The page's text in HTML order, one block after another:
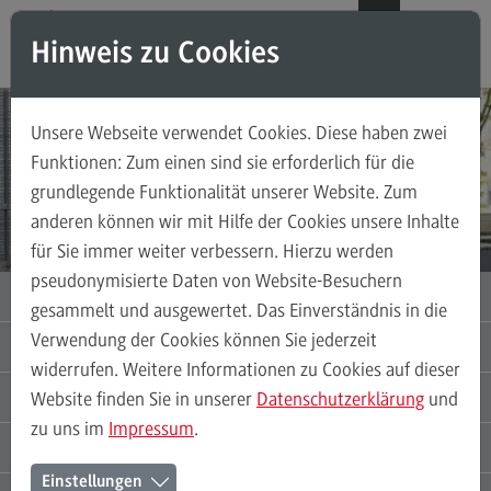
Direkt zum Inhalt
Direkt zum Hauptmenu
Direkt zum Footer
Modul-O-Mat
Masterstudiengänge
Accounting, Controlling, Taxation
Accounting, Controlling, Taxation
Modulangebot
Berufsperspektiven
Kontakt
Advanced Practice in Healthcare
Advanced Practice in Healthcare
Rahmenbedingungen
PASSGENAU UND VIELFÄLTIG STUDIEREN
Der Duale Master der DHBW
Jetzt informieren!
MASTER-STUDIENGÄNGE
ZERTIFIKATE UND SEMINARE
ARBEITGEBER / DUALE PARTNER
Hinweis zu Cookies
Unsere Webseite verwendet Cookies. Diese haben zwei
Funktionen: Zum einen sind sie erforderlich für die
grundlegende Funktionalität unserer Website. Zum
anderen können wir mit Hilfe der Cookies unsere Inhalte
für Sie immer weiter verbessern. Hierzu werden
pseudonymisierte Daten von Website-Besuchern
gesammelt und ausgewertet. Das Einverständnis in die
Verwendung der Cookies können Sie jederzeit
widerrufen. Weitere Informationen zu Cookies auf dieser
Website finden Sie in unserer Datenschutzerklärung und
zu uns im Impressum.
Einstellungen